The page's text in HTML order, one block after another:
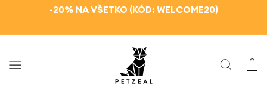
-20% NA VŠETKO (KÓD: WELCOME20)
Košík